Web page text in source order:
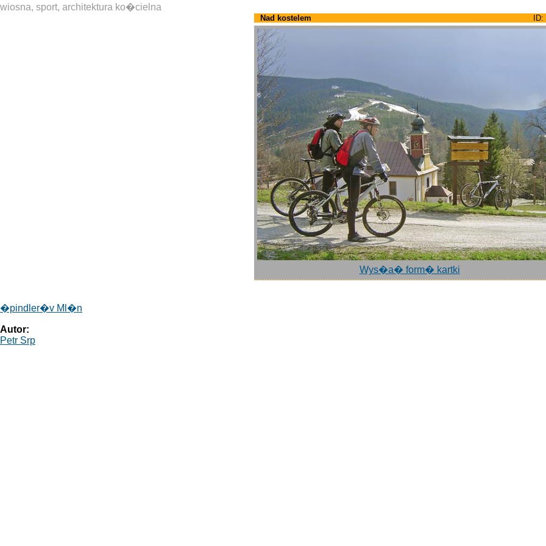
wiosna, sport, architektura ko�cielna
Nad kostelem
Wys�a� form� kartki
�pindler�v Ml�n
Autor:
Petr Srp